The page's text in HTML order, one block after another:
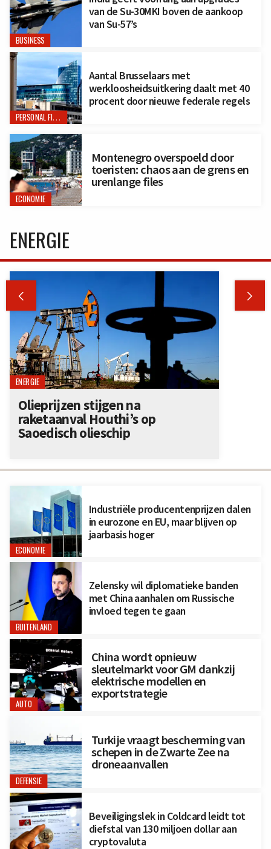
BUSINESS
van de Su-30MKI boven de aankoop
van Su-57’s
PERSONAL FINANCE
Aantal Brusselaars met
werkloosheidsuitkering daalt met 40
procent door nieuwe federale regels
ECONOMIE
Montenegro overspoeld door
toeristen: chaos aan de grens en
urenlange files
ECONOMIE
Industriële producentenprijzen dalen
in eurozone en EU, maar blijven op
jaarbasis hoger
BUITENLAND
Zelensky wil diplomatieke banden
met China aanhalen om Russische
invloed tegen te gaan
AUTO
China wordt opnieuw
sleutelmarkt voor GM dankzij
elektrische modellen en
exportstrategie
DEFENSIE
Turkije vraagt bescherming van
schepen in de Zwarte Zee na
droneaanvallen
Beveiligingslek in Coldcard leidt tot
diefstal van 130 miljoen dollar aan
cryptovaluta
ENERGIE
 
ENERGIE
Olieprijzen stijgen na
raketaanval Houthi’s op
Saoedisch olieschip